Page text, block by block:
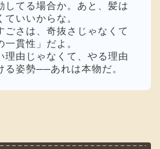
てる場合か。あと、髪は
ていいからな。
ごさは、奇抜さじゃなくて
一貫性」だよ。
理由じゃなくて、やる理由
る姿勢──あれは本物だ。